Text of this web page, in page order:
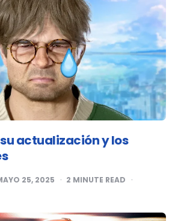
actualización y los
25, 2025 2 MINUTE READ